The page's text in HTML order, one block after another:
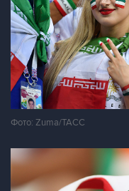
Фото: Zuma/ТАСС